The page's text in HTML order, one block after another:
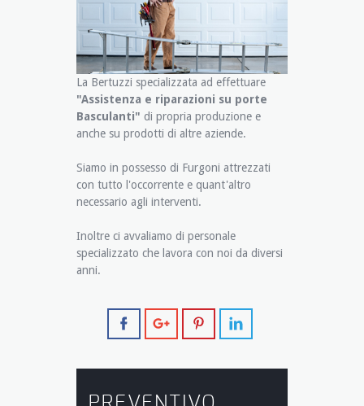
La Bertuzzi specializzata ad effettuare
"Assistenza e riparazioni su porte
Basculanti" di propria produzione e
anche su prodotti di altre aziende.
Siamo in possesso di Furgoni attrezzati
con tutto l'occorrente e quant'altro
necessario agli interventi.
Inoltre ci avvaliamo di personale
specializzato che lavora con noi da diversi
anni.